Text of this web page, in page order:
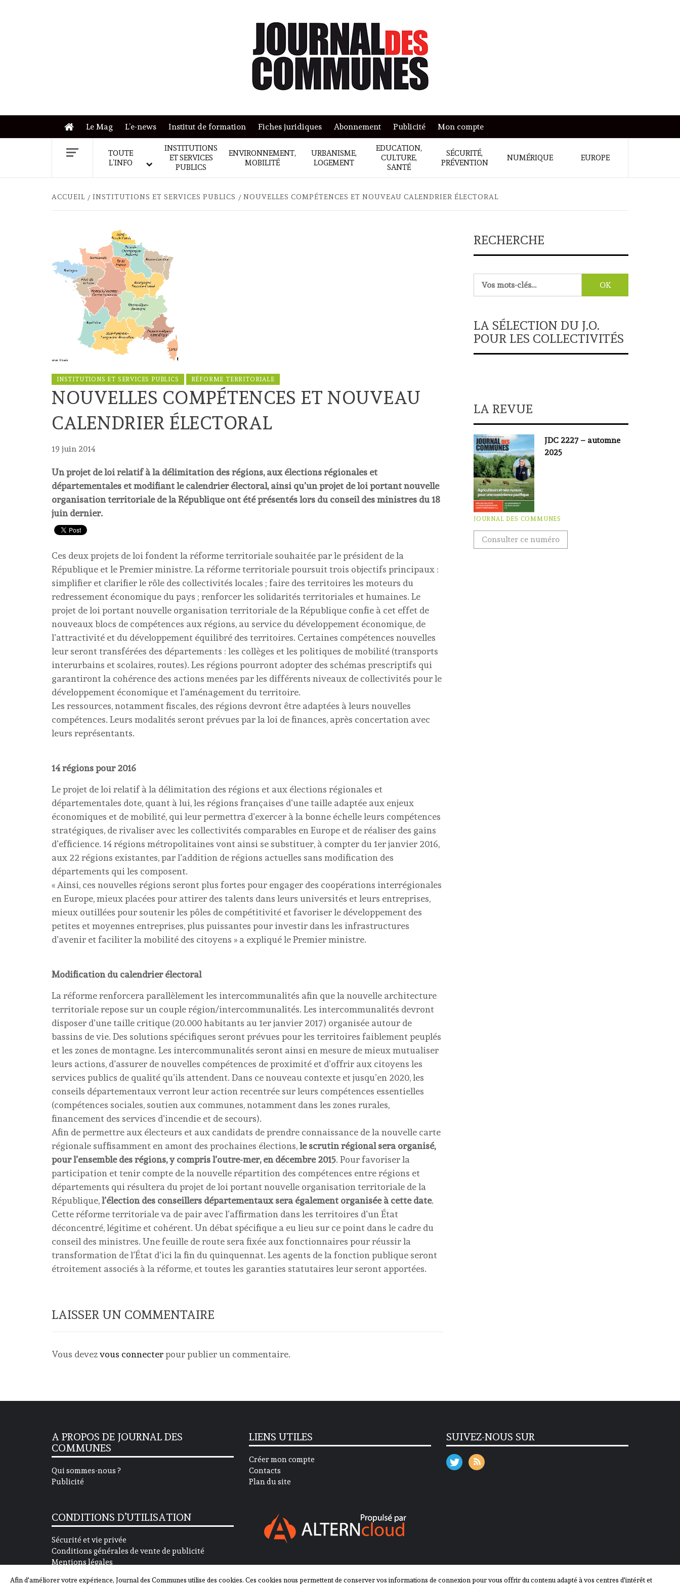
Le Mag L’e-news Institut de formation Fiches juridiques Abonnement Publicité Mon compte
TOUTE
L’INFO
INSTITUTIONS
ET SERVICES
PUBLICS
ENVIRONNEMENT,
MOBILITÉ
URBANISME,
LOGEMENT
EDUCATION,
CULTURE,
SANTÉ
SÉCURITÉ,
PRÉVENTION
NUMÉRIQUE EUROPE
ACCUEIL INSTITUTIONS ET SERVICES PUBLICS NOUVELLES COMPÉTENCES ET NOUVEAU CALENDRIER ÉLECTORAL
INSTITUTIONS ET SERVICES PUBLICS RÉFORME TERRITORIALE
NOUVELLES COMPÉTENCES ET NOUVEAU
CALENDRIER ÉLECTORAL
19 juin 2014
Un projet de loi relatif à la délimitation des régions, aux élections régionales et
départementales et modifiant le calendrier électoral, ainsi qu’un projet de loi portant nouvelle
organisation territoriale de la République ont été présentés lors du conseil des ministres du 18
juin dernier.
Ces deux projets de loi fondent la réforme territoriale souhaitée par le président de la
République et le Premier ministre. La réforme territoriale poursuit trois objectifs principaux :
simplifier et clarifier le rôle des collectivités locales ; faire des territoires les moteurs du
redressement économique du pays ; renforcer les solidarités territoriales et humaines. Le
projet de loi portant nouvelle organisation territoriale de la République confie à cet effet de
nouveaux blocs de compétences aux régions, au service du développement économique, de
l’attractivité et du développement équilibré des territoires. Certaines compétences nouvelles
leur seront transférées des départements : les collèges et les politiques de mobilité (transports
interurbains et scolaires, routes). Les régions pourront adopter des schémas prescriptifs qui
garantiront la cohérence des actions menées par les différents niveaux de collectivités pour le
développement économique et l’aménagement du territoire.
Les ressources, notamment fiscales, des régions devront être adaptées à leurs nouvelles
compétences. Leurs modalités seront prévues par la loi de finances, après concertation avec
leurs représentants.
14 régions pour 2016
Le projet de loi relatif à la délimitation des régions et aux élections régionales et
départementales dote, quant à lui, les régions françaises d’une taille adaptée aux enjeux
économiques et de mobilité, qui leur permettra d’exercer à la bonne échelle leurs compétences
stratégiques, de rivaliser avec les collectivités comparables en Europe et de réaliser des gains
d’efficience. 14 régions métropolitaines vont ainsi se substituer, à compter du 1er janvier 2016,
aux 22 régions existantes, par l’addition de régions actuelles sans modification des
départements qui les composent.
« Ainsi, ces nouvelles régions seront plus fortes pour engager des coopérations interrégionales
en Europe, mieux placées pour attirer des talents dans leurs universités et leurs entreprises,
mieux outillées pour soutenir les pôles de compétitivité et favoriser le développement des
petites et moyennes entreprises, plus puissantes pour investir dans les infrastructures
d’avenir et faciliter la mobilité des citoyens » a expliqué le Premier ministre.
Modification du calendrier électoral
La réforme renforcera parallèlement les intercommunalités afin que la nouvelle architecture
territoriale repose sur un couple région/intercommunalités. Les intercommunalités devront
disposer d’une taille critique (20.000 habitants au 1er janvier 2017) organisée autour de
bassins de vie. Des solutions spécifiques seront prévues pour les territoires faiblement peuplés
et les zones de montagne. Les intercommunalités seront ainsi en mesure de mieux mutualiser
leurs actions, d’assurer de nouvelles compétences de proximité et d’offrir aux citoyens les
services publics de qualité qu’ils attendent. Dans ce nouveau contexte et jusqu’en 2020, les
conseils départementaux verront leur action recentrée sur leurs compétences essentielles
(compétences sociales, soutien aux communes, notamment dans les zones rurales,
financement des services d’incendie et de secours).
Afin de permettre aux électeurs et aux candidats de prendre connaissance de la nouvelle carte
régionale suffisamment en amont des prochaines élections,le scrutin régional sera organisé,
pour l’ensemble des régions, y compris l’outre-mer, en décembre 2015. Pour favoriser la
participation et tenir compte de la nouvelle répartition des compétences entre régions et
départements qui résultera du projet de loi portant nouvelle organisation territoriale de la
République,l’élection des conseillers départementaux sera également organisée à cette date.
Cette réforme territoriale va de pair avec l’affirmation dans les territoires d’un État
déconcentré, légitime et cohérent. Un débat spécifique a eu lieu sur ce point dans le cadre du
conseil des ministres. Une feuille de route sera fixée aux fonctionnaires pour réussir la
transformation de l’État d’ici la fin du quinquennat. Les agents de la fonction publique seront
étroitement associés à la réforme, et toutes les garanties statutaires leur seront apportées.
LAISSER UN COMMENTAIRE
Vous devezvous connecterpour publier un commentaire.
RECHERCHE
LA SÉLECTION DU J.O.
POUR LES COLLECTIVITÉS
LA REVUE
JDC 2227 – automne
2025
JOURNAL DES COMMUNES
Consulter ce numéro
A PROPOS DE JOURNAL DES
COMMUNES
Qui sommes-nous ?
Publicité
CONDITIONS D’UTILISATION
Sécurité et vie privée
Conditions générales de vente de publicité
Mentions légales
LIENS UTILES
Créer mon compte
Contacts
Plan du site
SUIVEZ-NOUS SUR
Afin d'améliorer votre expérience, Journal des Communes utilise des cookies. Ces cookies nous permettent de conserver vos informations de connexion pour vous offrir du contenu adapté à vos centres d'intérêt et